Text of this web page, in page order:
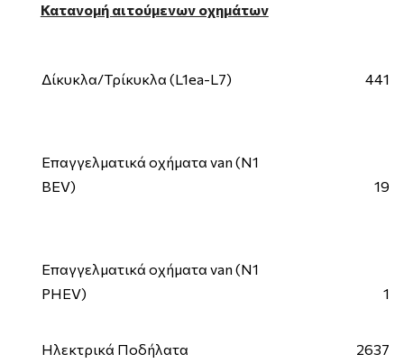
Κατανομή αιτούμενων οχημάτων
Δίκυκλα/Τρίκυκλα (L1ea-L7) 441
Επαγγελματικά οχήματα van (Ν1
BEV)
19
Επαγγελματικά οχήματα van (Ν1
PHEV)
1
Ηλεκτρικά Ποδήλατα 2637